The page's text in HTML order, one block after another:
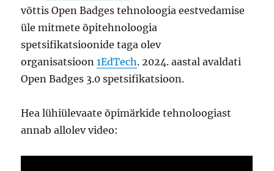
võttis Open Badges tehnoloogia eestvedamise
üle mitmete õpitehnoloogia
spetsifikatsioonide taga olev
organisatsioon1EdTech. 2024. aastal avaldati
Open Badges 3.0 spetsifikatsioon.
Hea lühiülevaate õpimärkide tehnoloogiast
annab allolev video: